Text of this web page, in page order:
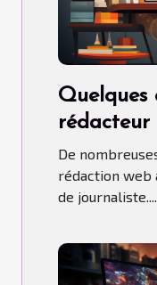
Quelques
rédacteur
De
rédaction web
de journaliste....